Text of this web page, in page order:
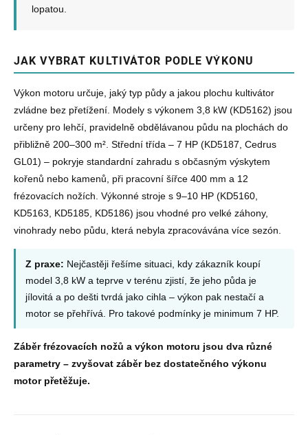
lopatou.
JAK VYBRAT KULTIVÁTOR PODLE VÝKONU
Výkon motoru určuje, jaký typ půdy a jakou plochu kultivátor
zvládne bez přetížení. Modely s výkonem 3,8 kW (KD5162) jsou
určeny pro lehčí, pravidelně obdělávanou půdu na plochách do
přibližně 200–300 m². Střední třída – 7 HP (KD5187, Cedrus
GL01) – pokryje standardní zahradu s občasným výskytem
kořenů nebo kamenů, při pracovní šířce 400 mm a 12
frézovacích nožích. Výkonné stroje s 9–10 HP (KD5160,
KD5163, KD5185, KD5186) jsou vhodné pro velké záhony,
vinohrady nebo půdu, která nebyla zpracovávána více sezón.
Z praxe: Nejčastěji řešíme situaci, kdy zákazník koupí
model 3,8 kW a teprve v terénu zjistí, že jeho půda je
jílovitá a po dešti tvrdá jako cihla – výkon pak nestačí a
motor se přehřívá. Pro takové podmínky je minimum 7 HP.
Záběr frézovacích nožů a výkon motoru jsou dva různé
parametry – zvyšovat záběr bez dostatečného výkonu
motor přetěžuje.